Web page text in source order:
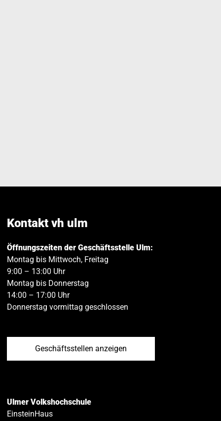
Kontakt vh ulm
Öffnungszeiten der Geschäftsstelle Ulm:
Montag bis Mittwoch, Freitag
9:00 – 13:00 Uhr
Montag bis Donnerstag
14:00 – 17:00 Uhr
Donnerstag vormittag geschlossen
Geschäftsstellen anzeigen
Ulmer Volkshochschule
EinsteinHaus